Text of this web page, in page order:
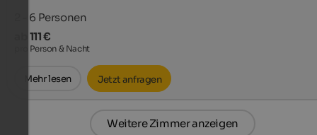
2 - 6 Personen
ab 111 €
pro Person & Nacht
Mehr lesen Jetzt anfragen
Weitere Zimmer anzeigen